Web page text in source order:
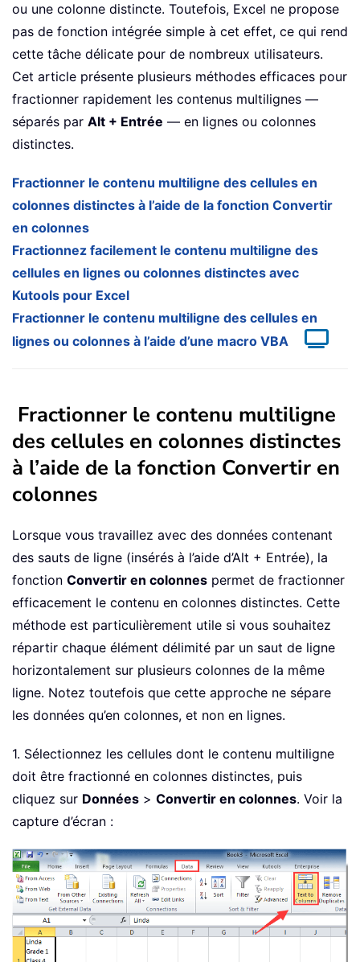
ou une colonne distincte. Toutefois, Excel ne propose
pas de fonction intégrée simple à cet effet, ce qui rend
cette tâche délicate pour de nombreux utilisateurs.
Cet article présente plusieurs méthodes efficaces pour
fractionner rapidement les contenus multilignes —
séparés par Alt + Entrée — en lignes ou colonnes
distinctes.
Fractionner le contenu multiligne des cellules en
colonnes distinctes à l’aide de la fonction Convertir
en colonnes
Fractionnez facilement le contenu multiligne des
cellules en lignes ou colonnes distinctes avec
Kutools pour Excel
Fractionner le contenu multiligne des cellules en
lignes ou colonnes à l’aide d’une macro VBA
Fractionner le contenu multiligne
des cellules en colonnes distinctes
à l’aide de la fonction Convertir en
colonnes
Lorsque vous travaillez avec des données contenant
des sauts de ligne (insérés à l’aide d’Alt + Entrée), la
fonction Convertir en colonnes permet de fractionner
efficacement le contenu en colonnes distinctes. Cette
méthode est particulièrement utile si vous souhaitez
répartir chaque élément délimité par un saut de ligne
horizontalement sur plusieurs colonnes de la même
ligne. Notez toutefois que cette approche ne sépare
les données qu’en colonnes, et non en lignes.
1. Sélectionnez les cellules dont le contenu multiligne
doit être fractionné en colonnes distinctes, puis
cliquez sur Données > Convertir en colonnes. Voir la
capture d’écran :